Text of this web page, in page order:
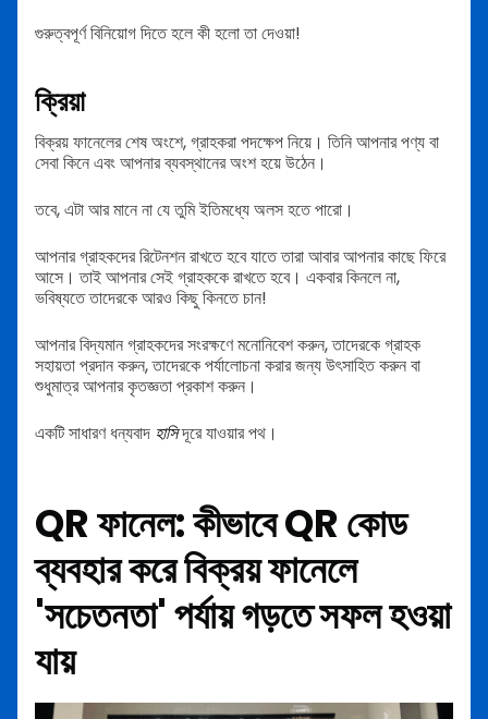
গুরুত্বপূর্ণ বিনিয়োগ দিতে হলে কী হলো তা দেওয়া!
ক্রিয়া
বিক্রয় ফানেলের শেষ অংশে, গ্রাহকরা পদক্ষেপ নিয়ে। তিনি আপনার পণ্য বা
সেবা কিনে এবং আপনার ব্যবস্থানের অংশ হয়ে উঠেন।
তবে, এটা আর মানে না যে তুমি ইতিমধ্যে অলস হতে পারো।
আপনার গ্রাহকদের রিটেনশন রাখতে হবে যাতে তারা আবার আপনার কাছে ফিরে
আসে। তাই আপনার সেই গ্রাহককে রাখতে হবে। একবার কিনলে না,
ভবিষ্যতে তাদেরকে আরও কিছু কিনতে চান!
আপনার বিদ্যমান গ্রাহকদের সংরক্ষণে মনোনিবেশ করুন, তাদেরকে গ্রাহক
সহায়তা প্রদান করুন, তাদেরকে পর্যালোচনা করার জন্য উৎসাহিত করুন বা
শুধুমাত্র আপনার কৃতজ্ঞতা প্রকাশ করুন।
একটি সাধারণ ধন্যবাদ হাসিদূরে যাওয়ার পথ।
QR ফানেল: কীভাবে QR কোড
ব্যবহার করে বিক্রয় ফানেলে
'সচেতনতা' পর্যায় গড়তে সফল হওয়া
যায়